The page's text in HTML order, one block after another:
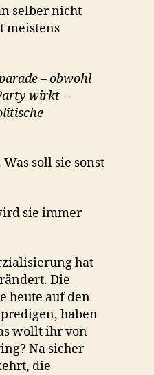
selber nicht
meistens
– obwohl
wirkt –
soll sie sonst
sie immer
hat
Die
heute auf den
haben
wollt ihr von
Na sicher
die